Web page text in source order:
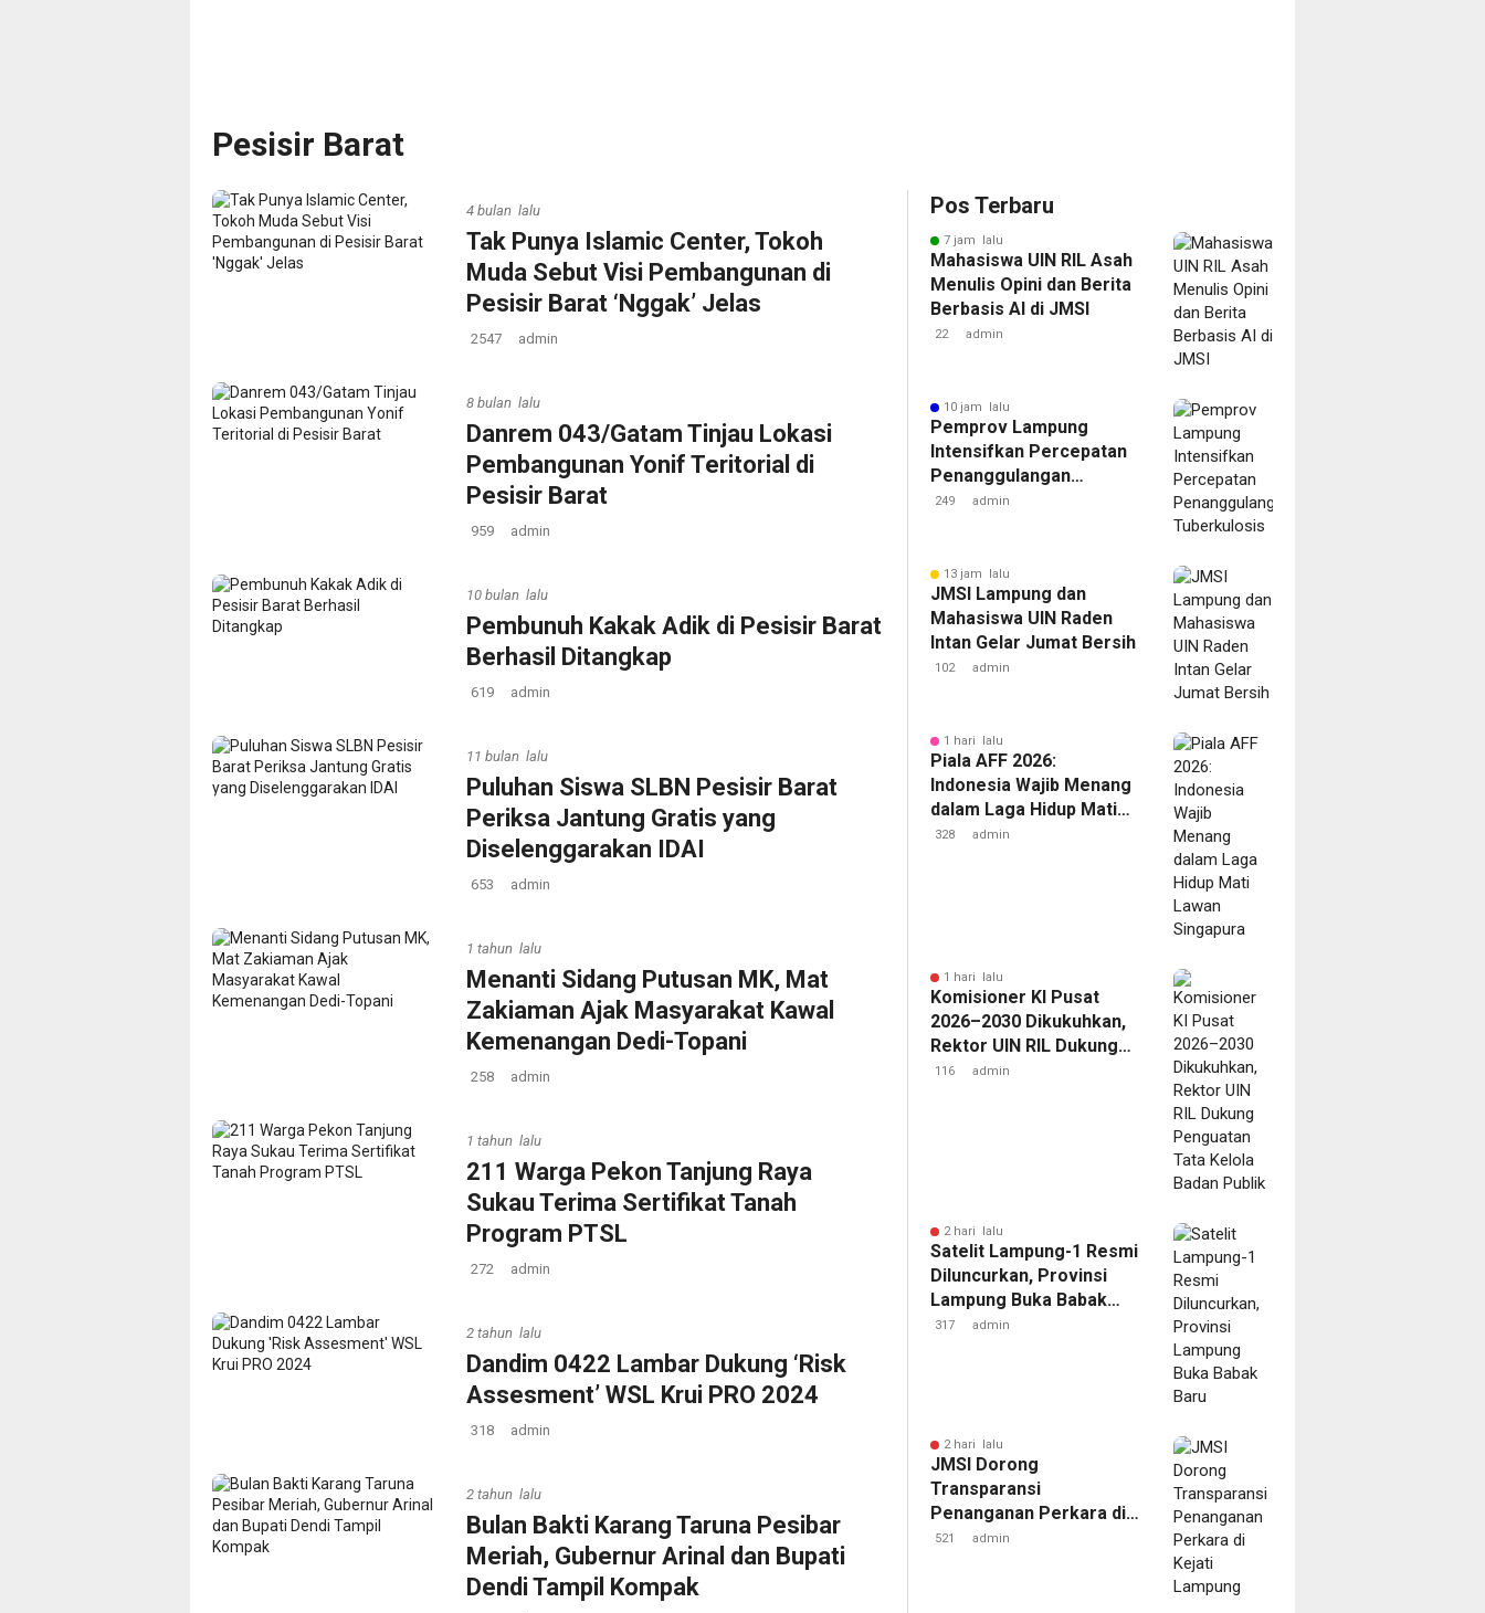
Pesisir Barat
4 bulan lalu
Tak Punya Islamic Center, Tokoh
Muda Sebut Visi Pembangunan di
Pesisir Barat ‘Nggak’ Jelas
2547 admin
8 bulan lalu
‎Danrem 043/Gatam Tinjau Lokasi
Pembangunan Yonif Teritorial di
Pesisir Barat
959 admin
10 bulan lalu
‎Pembunuh Kakak Adik di Pesisir Barat
Berhasil Ditangkap ‎ ‎
619 admin
11 bulan lalu
‎Puluhan Siswa SLBN Pesisir Barat
Periksa Jantung Gratis yang
Diselenggarakan IDAI
653 admin
1 tahun lalu
Menanti Sidang Putusan MK, Mat
Zakiaman Ajak Masyarakat Kawal
Kemenangan Dedi-Topani
258 admin
1 tahun lalu
211 Warga Pekon Tanjung Raya
Sukau Terima Sertifikat Tanah
Program PTSL
272 admin
2 tahun lalu
Dandim 0422 Lambar Dukung ‘Risk
Assesment’ WSL Krui PRO 2024
318 admin
2 tahun lalu
Bulan Bakti Karang Taruna Pesibar
Meriah, Gubernur Arinal dan Bupati
Dendi Tampil Kompak
Pos Terbaru
7 jam lalu
Mahasiswa UIN RIL Asah
Menulis Opini dan Berita
Berbasis AI di JMSI
22 admin
10 jam lalu
Pemprov Lampung
Intensifkan Percepatan
Penanggulangan
Tuberkulosis
249 admin
13 jam lalu
JMSI Lampung dan
Mahasiswa UIN Raden
Intan Gelar Jumat Bersih
102 admin
1 hari lalu
Piala AFF 2026:
Indonesia Wajib Menang
dalam Laga Hidup Mati
Lawan Singapura
328 admin
1 hari lalu
Komisioner KI Pusat
2026–2030 Dikukuhkan,
Rektor UIN RIL Dukung
Penguatan Tata Kelola
116 admin
2 hari lalu
Satelit Lampung-1 Resmi
Diluncurkan, Provinsi
Lampung Buka Babak
Baru
317 admin
2 hari lalu
JMSI Dorong
Transparansi
Penanganan Perkara di
Kejati Lampung
521 admin